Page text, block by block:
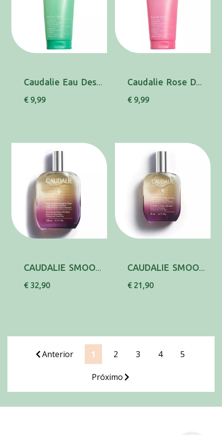
Caudalie Eau Des Vignes Gel Duche 200ml
€ 9,99
Caudalie Rose De Vigne Gel Duche 200ml
€ 9,99
CAUDALIE SMOOTH GLOW OIL ELIXIR 100ML
€ 32,90
CAUDALIE SMOOTH GLOW OIL ELIXIR 50ML
€ 21,90
Anterior 1 2 3 4 5
Próximo